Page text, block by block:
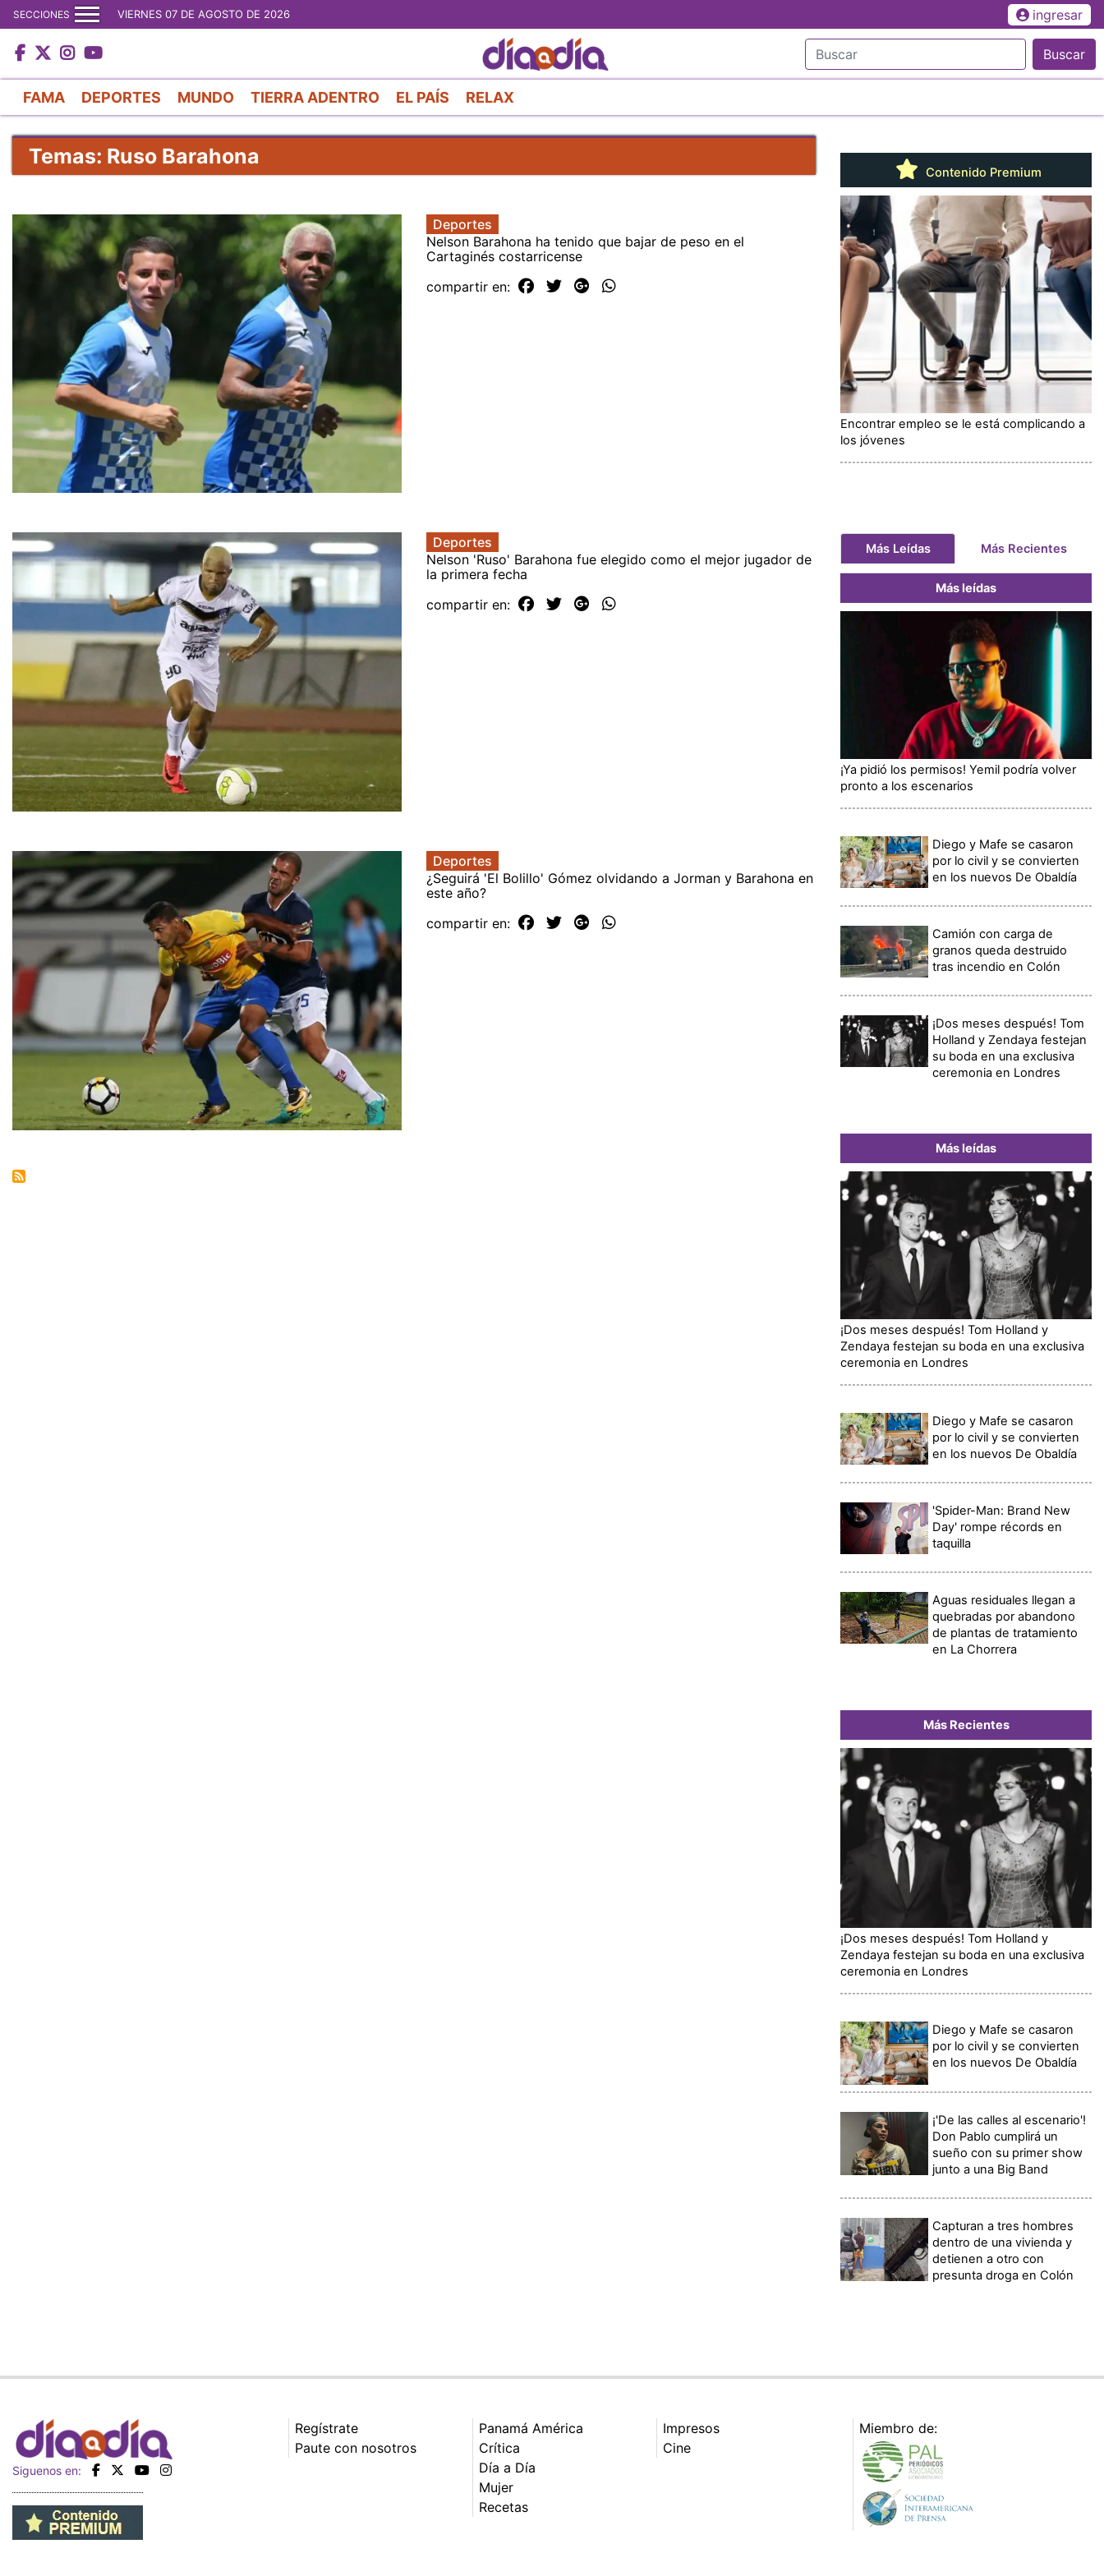
al
contenido
principal
SECCIONES VIERNES 07 DE AGOSTO DE 2026 ingresar
Buscar
FAMA DEPORTES MUNDO TIERRA ADENTRO EL PAÍS RELAX
Temas: Ruso Barahona
Deportes
Nelson Barahona ha tenido que bajar de peso en el
Cartaginés costarricense
compartir en:
Deportes
Nelson 'Ruso' Barahona fue elegido como el mejor jugador de
la primera fecha
compartir en:
Deportes
¿Seguirá 'El Bolillo' Gómez olvidando a Jorman y Barahona en
este año?
compartir en:
Contenido Premium
Encontrar empleo se le está complicando a
los jóvenes
Más Leídas Más Recientes
Más leídas
¡Ya pidió los permisos! Yemil podría volver
pronto a los escenarios
Diego y Mafe se casaron
por lo civil y se convierten
en los nuevos De Obaldía
Camión con carga de
granos queda destruido
tras incendio en Colón
¡Dos meses después! Tom
Holland y Zendaya festejan
su boda en una exclusiva
ceremonia en Londres
Más leídas
¡Dos meses después! Tom Holland y
Zendaya festejan su boda en una exclusiva
ceremonia en Londres
Diego y Mafe se casaron
por lo civil y se convierten
en los nuevos De Obaldía
'Spider-Man: Brand New
Day' rompe récords en
taquilla
Aguas residuales llegan a
quebradas por abandono
de plantas de tratamiento
en La Chorrera
Más Recientes
¡Dos meses después! Tom Holland y
Zendaya festejan su boda en una exclusiva
ceremonia en Londres
Diego y Mafe se casaron
por lo civil y se convierten
en los nuevos De Obaldía
¡'De las calles al escenario'!
Don Pablo cumplirá un
sueño con su primer show
junto a una Big Band
Capturan a tres hombres
dentro de una vivienda y
detienen a otro con
presunta droga en Colón
Siguenos en:
Regístrate
Paute con nosotros
Panamá América
Crítica
Día a Día
Mujer
Recetas
Impresos
Cine
Miembro de: